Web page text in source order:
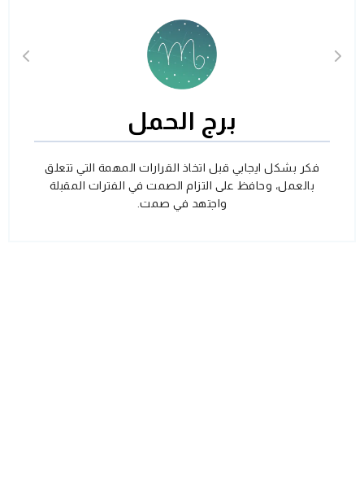
برج الحمل
فكر بشكل ايجابي قبل اتخاذ القرارات المهمة التي تتعلق
بالعمل، وحافظ على التزام الصمت في الفترات المقبلة
واجتهد في صمت.